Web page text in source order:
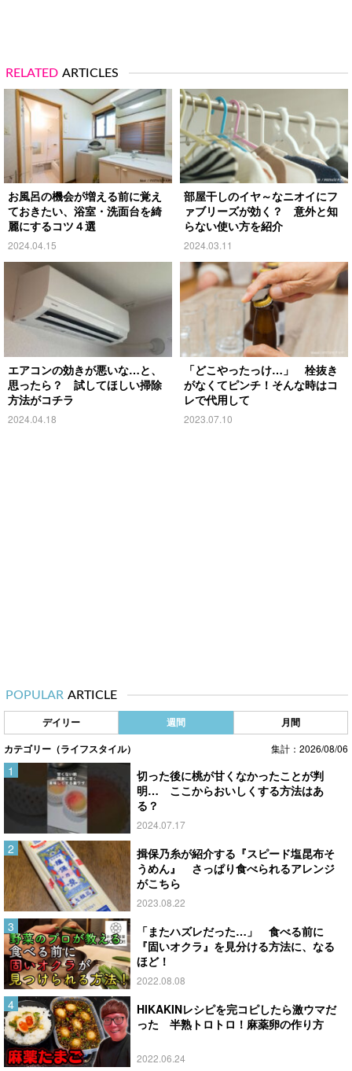
RELATED ARTICLES
お風呂の機会が増える前に覚え
ておきたい、浴室・洗面台を綺
麗にするコツ４選
2024.04.15
部屋干しのイヤ～なニオイにフ
ァブリーズが効く？ 意外と知
らない使い方を紹介
2024.03.11
エアコンの効きが悪いな…と、
思ったら？ 試してほしい掃除
方法がコチラ
2024.04.18
「どこやったっけ…」 栓抜き
がなくてピンチ！そんな時はコ
レで代用して
2023.07.10
POPULAR ARTICLE
デイリー 週間 月間
カテゴリー（ライフスタイル） 集計：2026/08/06
切った後に桃が甘くなかったことが判
明… ここからおいしくする方法はあ
る？
2024.07.17
揖保乃糸が紹介する『スピード塩昆布そ
うめん』 さっぱり食べられるアレンジ
がこちら
2023.08.22
「またハズレだった…」 食べる前に
『固いオクラ』を見分ける方法に、なる
ほど！
2022.08.08
HIKAKINレシピを完コピしたら激ウマだ
った 半熟トロトロ！麻薬卵の作り方
2022.06.24